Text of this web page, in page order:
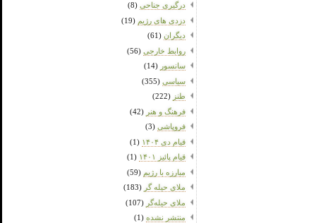
درگیری جناحی (8)
دزدی های رژیم (19)
دیگران (61)
روابط خارجی (56)
سانسور (14)
سیاسی (355)
طنز (222)
فرهنگ و هنر (42)
فروپاشی (3)
قیام دی ۱۴۰۴
(1)
قیام پائیز ۱۴۰۱
(1)
مبارزه با رژیم (59)
ملای حیله گر (183)
ملای حیله‌گر (107)
منتشر نشده (1)